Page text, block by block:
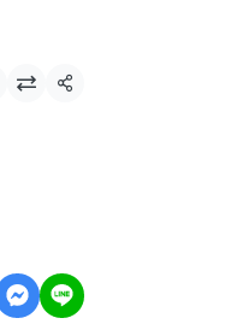
แชร์